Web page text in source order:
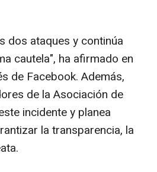
dos ataques y continúa
cautela", ha afirmado en
de Facebook. Además,
de la Asociación de
incidente y planea
la transparencia, la